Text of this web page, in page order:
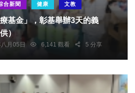
合新聞 健康 文教
基金」，彰基舉辦3天的義
）
月05日 6,141 觀看 5 分享